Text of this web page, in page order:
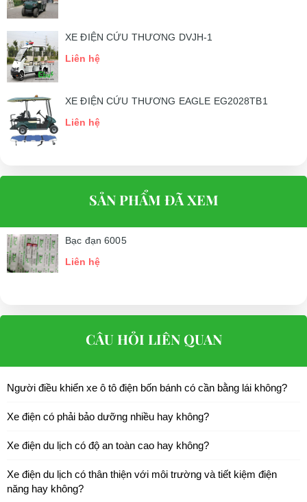
XE ĐIỆN CỨU THƯƠNG DVJH-1
Liên hệ
XE ĐIỆN CỨU THƯƠNG EAGLE EG2028TB1
Liên hệ
SẢN PHẨM ĐÃ XEM
Bạc đạn 6005
Liên hệ
CÂU HỎI LIÊN QUAN
Người điều khiển xe ô tô điện bốn bánh có cần bằng lái không?
Xe điện có phải bảo dưỡng nhiều hay không?
Xe điện du lịch có độ an toàn cao hay không?
Xe điện du lịch có thân thiện với môi trường và tiết kiệm điện
năng hay không?